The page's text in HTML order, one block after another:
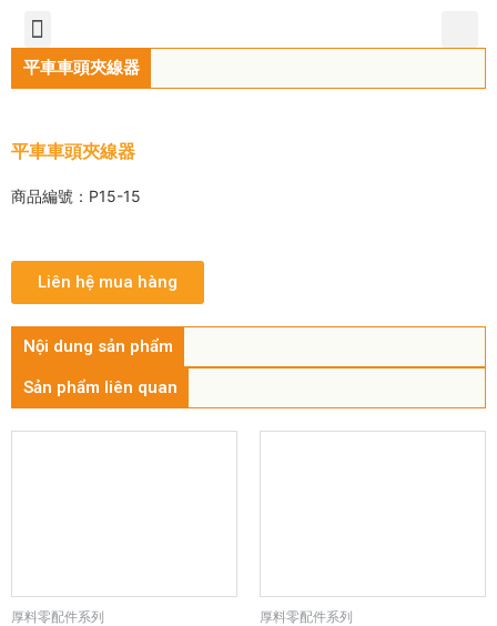
平車車頭夾線器
平車車頭夾線器
商品編號：P15-15
Liên hệ mua hàng
Nội dung sản phẩm
Sản phẩm liên quan
厚料零配件系列 厚料零配件系列